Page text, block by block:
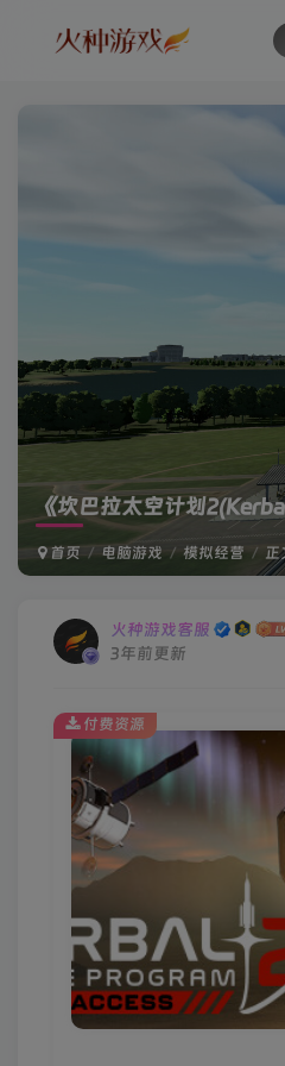
《坎巴拉太空计划
首页 电脑游戏 模拟经营 正
火种游戏客服
3年前更新
付费资源